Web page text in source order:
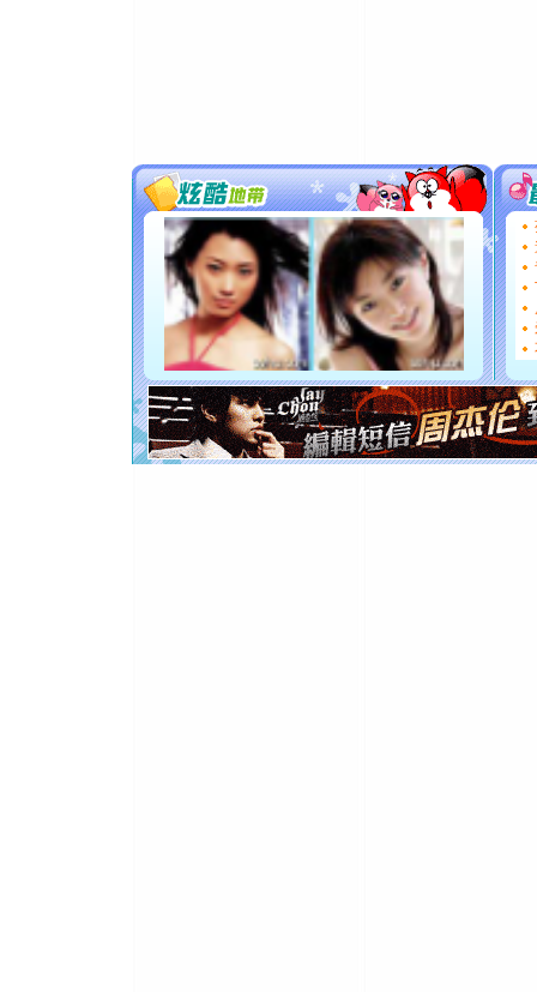
[圣诞节]
你太多
要平安
[圣诞节]
能正大
都要快乐
[圣诞节]
如意,快
[元旦] 看
断电。爱
你是我专
[元旦]如
起；二是